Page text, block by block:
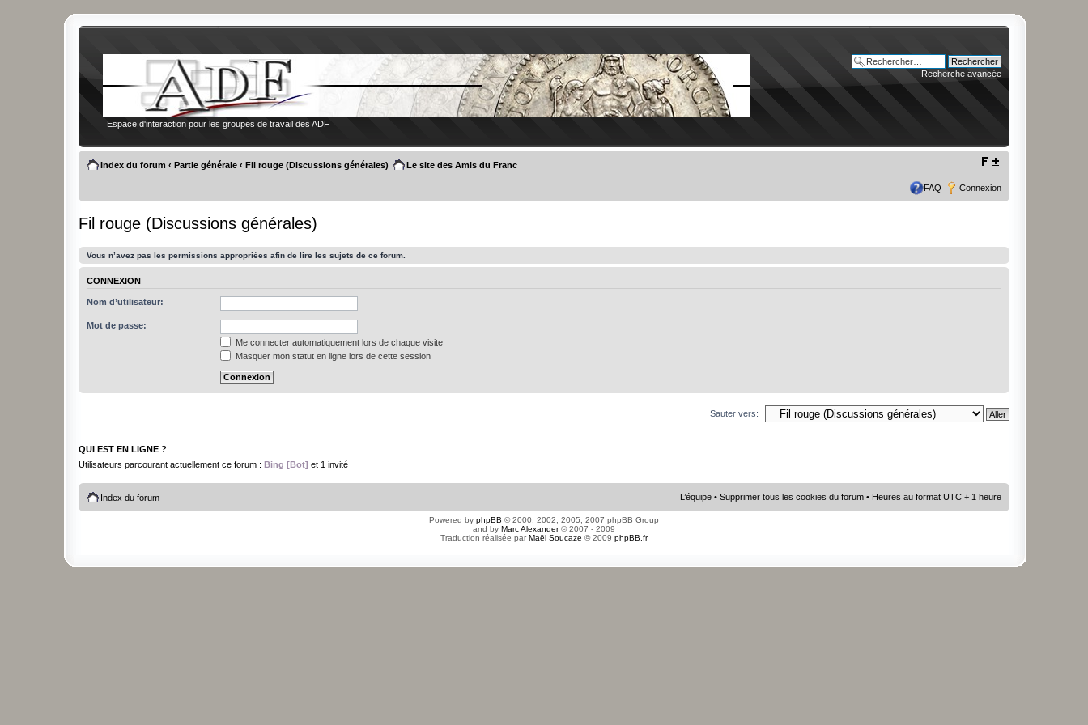
Espace d'interaction pour les groupes de travail des ADF
Recherche avancée
Index du forum ‹ Partie générale ‹ Fil rouge (Discussions générales) Le site des Amis du Franc
FAQ Connexion
Fil rouge (Discussions générales)
Vous n’avez pas les permissions appropriées afin de lire les sujets de ce forum.
CONNEXION
Nom d’utilisateur:
Mot de passe:
Me connecter automatiquement lors de chaque visite
Masquer mon statut en ligne lors de cette session
Sauter vers:
QUI EST EN LIGNE ?
Utilisateurs parcourant actuellement ce forum : Bing [Bot] et 1 invité
Index du forum L’équipe • Supprimer tous les cookies du forum • Heures au format UTC + 1 heure
Powered by phpBB © 2000, 2002, 2005, 2007 phpBB Group
and by Marc Alexander© 2007 - 2009
Traduction réalisée parMaël Soucaze © 2009 phpBB.fr